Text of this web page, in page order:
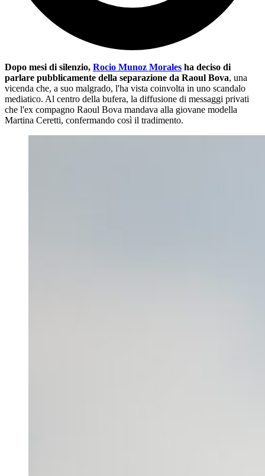
Dopo mesi di silenzio, Rocio Munoz Morales ha deciso di
parlare pubblicamente della separazione da Raoul Bova, una
vicenda che, a suo malgrado, l'ha vista coinvolta in uno scandalo
mediatico. Al centro della bufera, la diffusione di messaggi privati
che l'ex compagno Raoul Bova mandava alla giovane modella
Martina Ceretti, confermando così il tradimento.